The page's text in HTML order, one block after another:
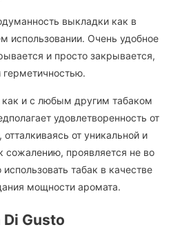
выкладки как в
использовании. Очень удобное
и просто закрывается,
герметичностью.
как и с любым другим табаком
удовлетворенность от
от уникальной и
сожалению, проявляется не во
табак в качестве
мощности аромата.
Di Gusto